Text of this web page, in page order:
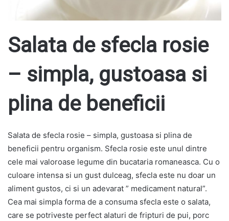
Salata de sfecla rosie
– simpla, gustoasa si
plina de beneficii
Salata de sfecla rosie – simpla, gustoasa si plina de
beneficii pentru organism. Sfecla rosie este unul dintre
cele mai valoroase legume din bucataria romaneasca. Cu o
culoare intensa si un gust dulceag, sfecla este nu doar un
aliment gustos, ci si un adevarat ” medicament natural”.
Cea mai simpla forma de a consuma sfecla este o salata,
care se potriveste perfect alaturi de fripturi de pui, porc